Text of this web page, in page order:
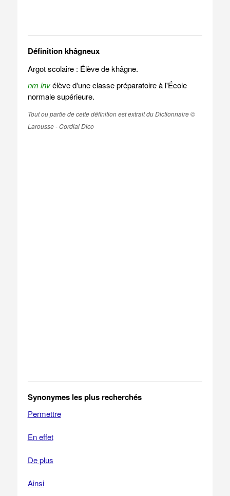
Définition khâgneux
Argot scolaire : Élève de khâgne.
nm invélève d'une classe préparatoire à l'École
normale supérieure.
Tout ou partie de cette définition est extrait du Dictionnaire ©
Larousse - Cordial Dico
Synonymes les plus recherchés
Permettre
En effet
De plus
Ainsi